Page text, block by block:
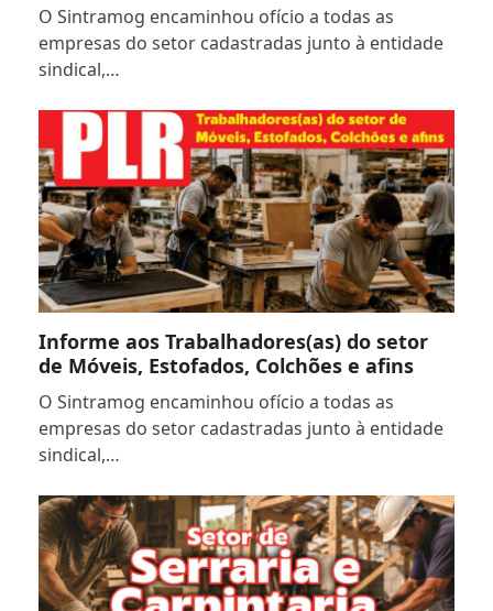
O Sintramog encaminhou ofício a todas as
empresas do setor cadastradas junto à entidade
sindical,…
Informe aos Trabalhadores(as) do setor
de Móveis, Estofados, Colchões e afins
O Sintramog encaminhou ofício a todas as
empresas do setor cadastradas junto à entidade
sindical,…